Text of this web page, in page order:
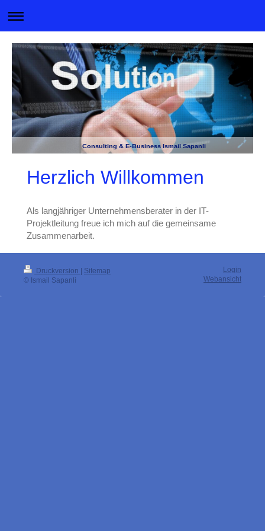
Consulting & E-Business Ismail Sapanli
Herzlich Willkommen
Als langjähriger Unternehmensberater in der IT-
Projektleitung freue ich mich auf die gemeinsame
Zusammenarbeit.
Druckversion
Sitemap
© Ismail Sapanli
Login
Webansicht